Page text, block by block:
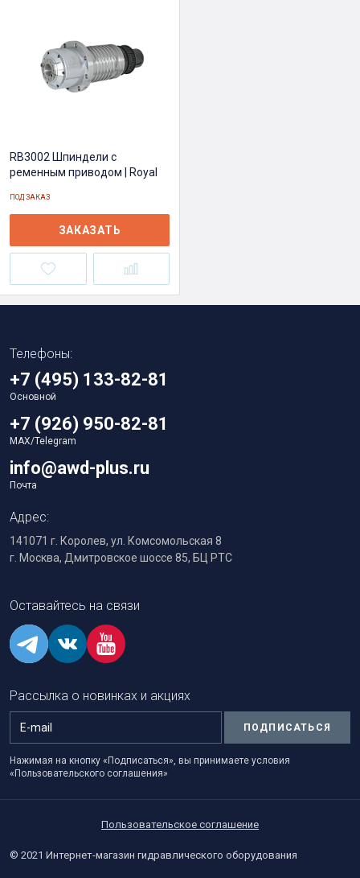
RB3002 Шпиндели с
ременным приводом | Royal
ПОД ЗАКАЗ
ЗАКАЗАТЬ
Телефоны:
+7 (495) 133-82-81
Основной
+7 (926) 950-82-81
MAX/Telegram
info@awd-plus.ru
Почта
Адрес:
141071 г. Королев, ул. Комсомольская 8
г. Москва, Дмитровское шоссе 85, БЦ РТС
Оставайтесь на связи
Рассылка о новинках и акциях
ПОДПИСАТЬСЯ
Нажимая на кнопку «Подписаться», вы принимаете условия
«Пользовательского соглашения»
Пользовательское соглашение
© 2021 Интернет-магазин гидравлического оборудования